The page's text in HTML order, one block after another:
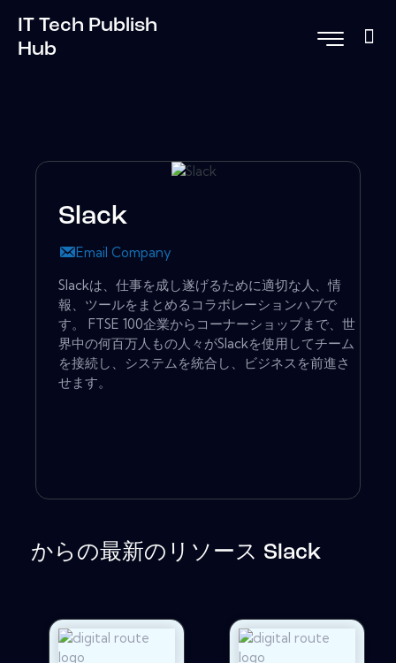
IT Tech Publish
Hub
Slack
Email Company
Slackは、仕事を成し遂げるために適切な人、情
報、ツールをまとめるコラボレーションハブで
す。 FTSE 100企業からコーナーショップまで、世
界中の何百万人もの人々がSlackを使用してチーム
を接続し、システムを統合し、ビジネスを前進さ
せます。
からの最新のリソース Slack